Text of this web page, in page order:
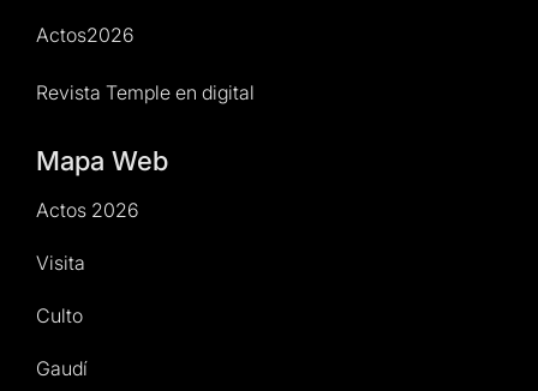
Actos2026
Revista Temple en digital
Mapa Web
Actos 2026
Visita
Culto
Gaudí